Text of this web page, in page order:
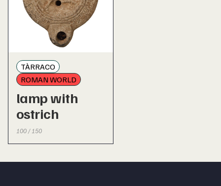
TÀRRACO
ROMAN WORLD
lamp with
ostrich
100 / 150